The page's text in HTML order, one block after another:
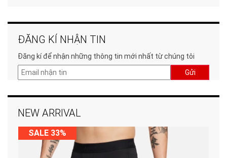
ĐĂNG KÍ NHẬN TIN
Đăng kí để nhận những thông tin mới nhất từ chúng tôi
Gửi
NEW ARRIVAL
SALE 33%